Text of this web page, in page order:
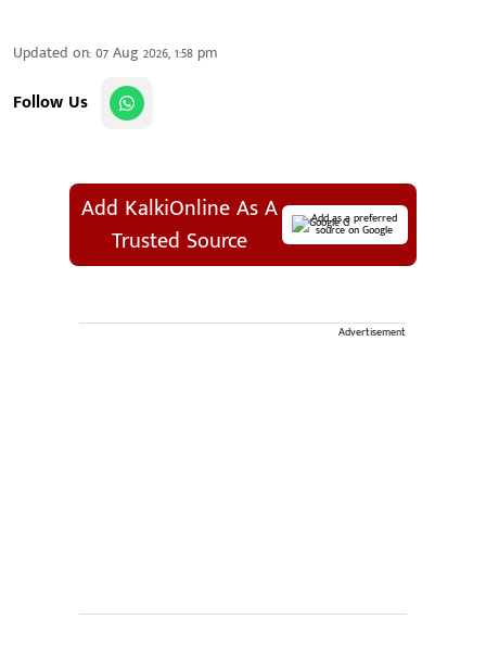
Updated on:07 Aug 2026, 1:58 pm
Follow Us
Add KalkiOnline As A
Trusted Source
Add as a preferred
source on Google
Advertisement